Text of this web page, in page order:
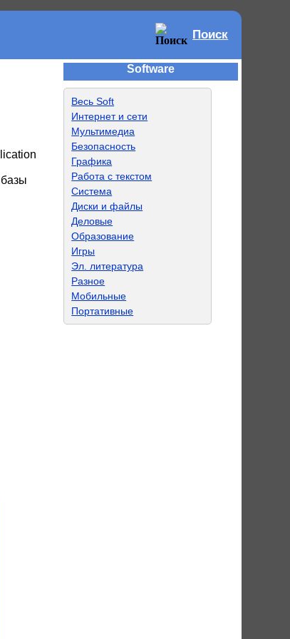
Поиск
Software
Весь Soft
Интернет и сети
Мультимедиа
Безопасность
Графика
Работа с текстом
Система
Диски и файлы
Деловые
Образование
Игры
Эл. литература
Разное
Мобильные
Портативные